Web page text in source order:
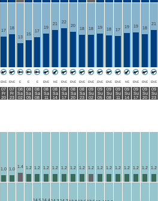
17
18
13
15
17
19
21
22
20
18 18 19 18 17
19 19 18
21
ENE ENE E E E ENE NE ENE ENE ENE ENE ENE ENE ENE NE ENE ENE ENE
07
Fr
20
07
Fr
23
08
Sa
02
08
Sa
05
08
Sa
08
08
Sa
11
08
Sa
14
08
Sa
17
08
Sa
20
08
Sa
23
09
Su
02
09
Su
05
09
Su
08
09
Su
11
09
Su
14
09
Su
17
09
Su
20
09
Su
23
1.0 1.0
1.4 1.2 1.2 1.2 1.2 1.2 1.2 1.2 1.2 1.2 1.2 1.2 1.2 1.2 1.2 1.2
14.514.4